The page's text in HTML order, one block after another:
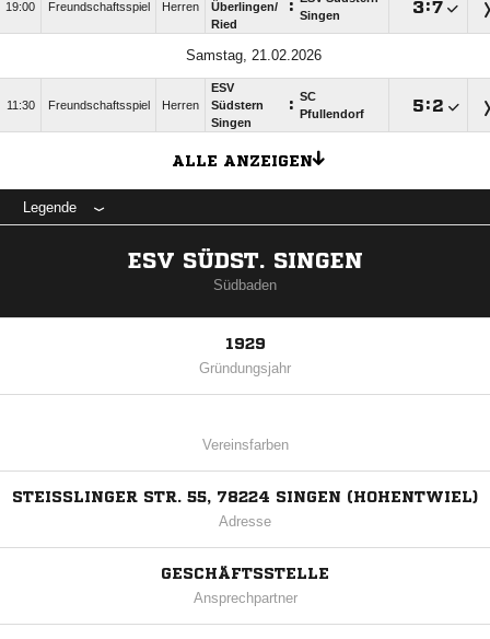
19:00 Freundschaftsspiel Herren
Überlingen/​
Ried
: Singen
:
Samstag, 21.02.2026
11:30 Freundschaftsspiel Herren
ESV
Südstern
Singen
: SC
Pfullendorf
:
ALLE ANZEIGEN
Legende
ESV SÜDST. SINGEN
Südbaden
1929
Gründungsjahr
Vereinsfarben
STEISSLINGER STR. 55, 78224 SINGEN (HOHENTWIEL)
Adresse
GESCHÄFTSSTELLE
Ansprechpartner